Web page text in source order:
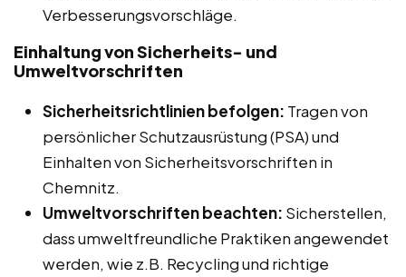
Verbesserungsvorschläge.
Einhaltung von Sicherheits- und
Umweltvorschriften
Sicherheitsrichtlinien befolgen: Tragen von
persönlicher Schutzausrüstung (PSA) und
Einhalten von Sicherheitsvorschriften in
Chemnitz.
Umweltvorschriften beachten: Sicherstellen,
dass umweltfreundliche Praktiken angewendet
werden, wie z.B. Recycling und richtige